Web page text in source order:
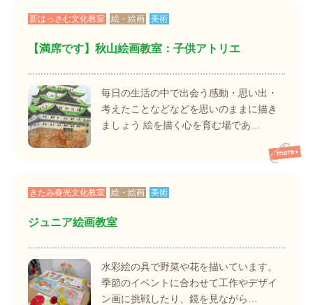
新はっさむ文化教室 絵・絵画 美術
【満席です】秋山絵画教室：子供アトリエ
毎日の生活の中で出会う感動・思い出・
考えたことなどなどを思いのままに描き
ましょう 絵を描く心を育む場であ…
きたみ春光文化教室 絵・絵画 美術
ジュニア絵画教室
水彩絵の具で野菜や花を描いています。
季節のイベントに合わせて工作やデザイ
ン画に挑戦したり、鏡を見ながら…